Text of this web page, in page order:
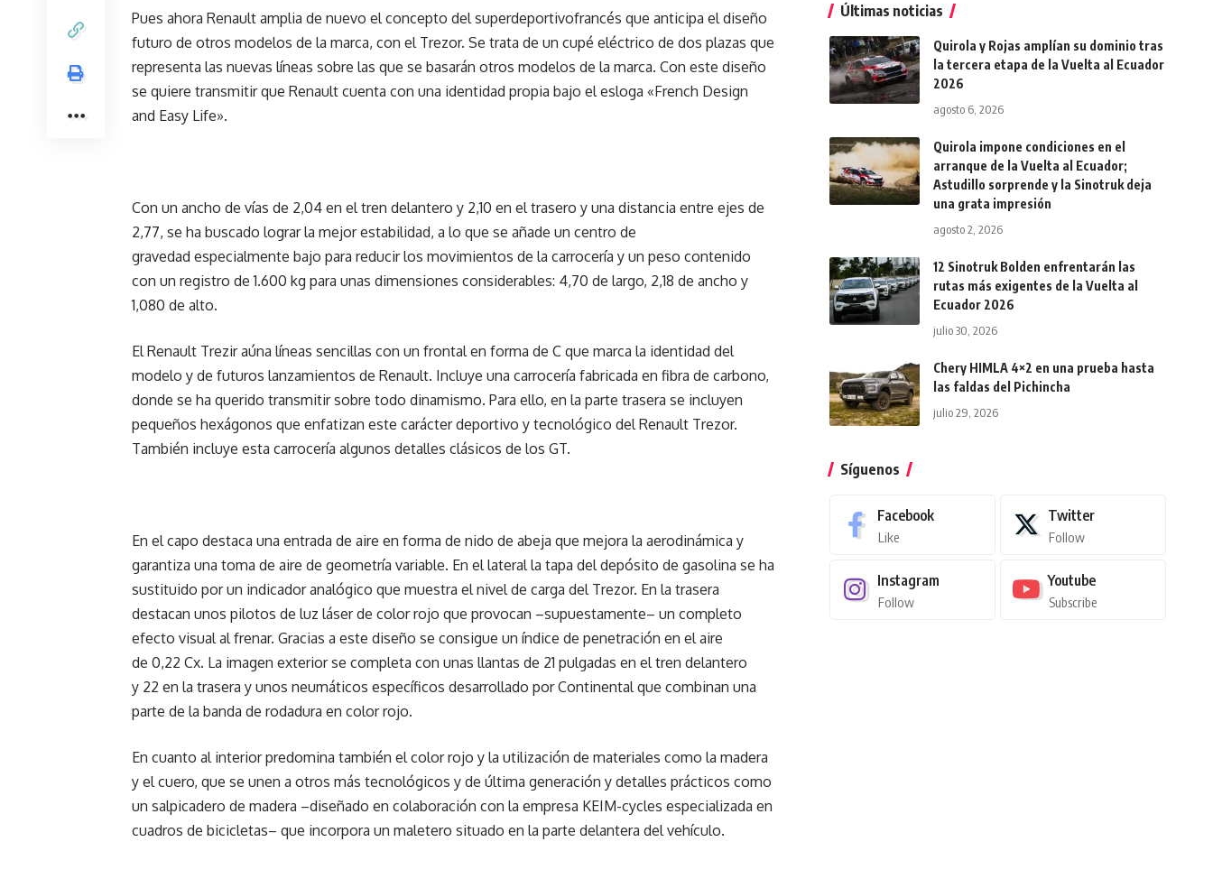
Pues ahora Renault amplia de nuevo el concepto del superdeportivofrancés que anticipa el diseño
futuro de otros modelos de la marca, con el Trezor. Se trata de un cupé eléctrico de dos plazas que
representa las nuevas líneas sobre las que se basarán otros modelos de la marca. Con este diseño
se quiere transmitir que Renault cuenta con una identidad propia bajo el esloga «French Design
and Easy Life».
Con un ancho de vías de 2,04 en el tren delantero y 2,10 en el trasero y una distancia entre ejes de
2,77, se ha buscado lograr la mejor estabilidad, a lo que se añade un centro de
gravedad especialmente bajo para reducir los movimientos de la carrocería y un peso contenido
con un registro de 1.600 kg para unas dimensiones considerables: 4,70 de largo, 2,18 de ancho y
1,080 de alto.
El Renault Trezir aúna líneas sencillas con un frontal en forma de C que marca la identidad del
modelo y de futuros lanzamientos de Renault. Incluye una carrocería fabricada en fibra de carbono,
donde se ha querido transmitir sobre todo dinamismo. Para ello, en la parte trasera se incluyen
pequeños hexágonos que enfatizan este carácter deportivo y tecnológico del Renault Trezor.
También incluye esta carrocería algunos detalles clásicos de los GT.
En el capo destaca una entrada de aire en forma de nido de abeja que mejora la aerodinámica y
garantiza una toma de aire de geometría variable. En el lateral la tapa del depósito de gasolina se ha
sustituido por un indicador analógico que muestra el nivel de carga del Trezor. En la trasera
destacan unos pilotos de luz láser de color rojo que provocan –supuestamente– un completo
efecto visual al frenar. Gracias a este diseño se consigue un índice de penetración en el aire
de 0,22 Cx. La imagen exterior se completa con unas llantas de 21 pulgadas en el tren delantero
y 22 en la trasera y unos neumáticos específicos desarrollado por Continental que combinan una
parte de la banda de rodadura en color rojo.
En cuanto al interior predomina también el color rojo y la utilización de materiales como la madera
y el cuero, que se unen a otros más tecnológicos y de última generación y detalles prácticos como
un salpicadero de madera –diseñado en colaboración con la empresa KEIM-cycles especializada en
cuadros de bicicletas– que incorpora un maletero situado en la parte delantera del vehículo.
Últimas noticias
Quirola y Rojas amplían su dominio tras
la tercera etapa de la Vuelta al Ecuador
2026
agosto 6, 2026
Quirola impone condiciones en el
arranque de la Vuelta al Ecuador;
Astudillo sorprende y la Sinotruk deja
una grata impresión
agosto 2, 2026
12 Sinotruk Bolden enfrentarán las
rutas más exigentes de la Vuelta al
Ecuador 2026
julio 30, 2026
Chery HIMLA 4×2 en una prueba hasta
las faldas del Pichincha
julio 29, 2026
Síguenos
Facebook
Like
Twitter
Follow
Instagram
Follow
Youtube
Subscribe